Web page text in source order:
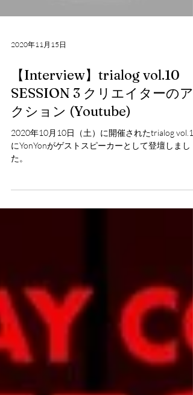
Load video
2020年11月15日
【Interview】trialog vol.10
SESSION 3 クリエイターのア
クション (Youtube)
た。